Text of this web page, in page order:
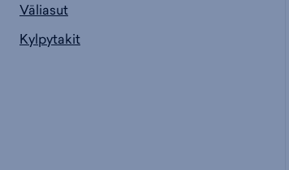
Väliasut
Kylpytakit